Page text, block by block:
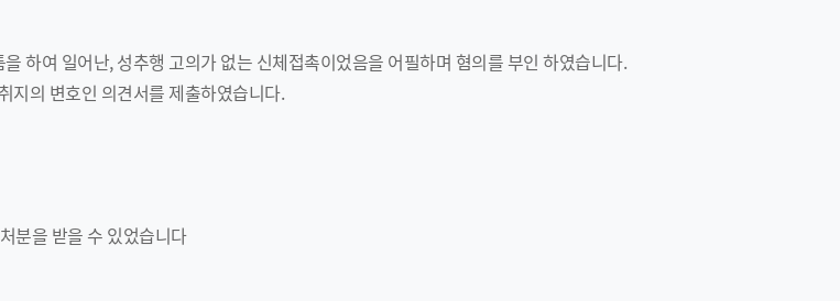
하여 일어난, 성추행 고의가 없는 신체접촉이었음을 어필하며 혐의를 부인 하였습니다.
지의 변호인 의견서를 제출하였습니다.
분을 받을 수 있었습니다